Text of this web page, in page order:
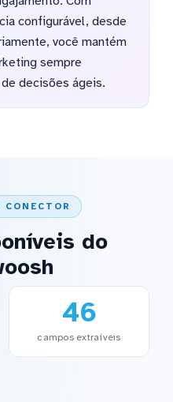
configurável, desde
você mantém
sempre
decisões ágeis.
CONECTOR
do
46
campos extraíveis